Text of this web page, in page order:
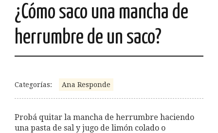
¿Cómo saco una mancha de
herrumbre de un saco?
Categorías: Ana Responde
Probá quitar la mancha de herrumbre haciendo
una pasta de sal y jugo de limón colado o